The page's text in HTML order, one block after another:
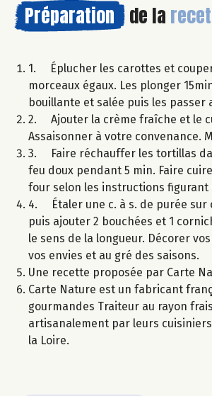
Préparation de la
1. Éplucher les carottes et
morceaux égaux. Les plonger
bouillante et salée puis les passer
2. Ajouter la crème fraîche et le
Assaisonner à votre convenance.
3. Faire réchauffer les tortillas
feu doux pendant 5 min. Faire
four selon les instructions figurant
4. Étaler une c. à s. de purée sur
puis ajouter 2 bouchées et 1
le sens de la longueur. Décorer
vos envies et au gré des saisons.
Une recette proposée par Carte
Carte Nature est un fabricant
gourmandes Traiteur au rayon
artisanalement par leurs
la Loire.